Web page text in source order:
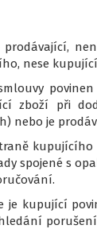
nese
zboží při
nebo je
spojené s
je kupující